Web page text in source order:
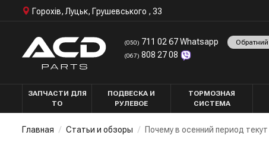
Горохів, Луцьк, Грушевського , 33
(050) 711 02 67 Whatsapp
(067) 808 27 08
ЗАПЧАСТИ ДЛЯ
ТО
ПОДВЕСКА И
РУЛЕВОЕ
ТОРМОЗНАЯ
СИСТЕМА
Главная Статьи и обзоры Почему в осенний период